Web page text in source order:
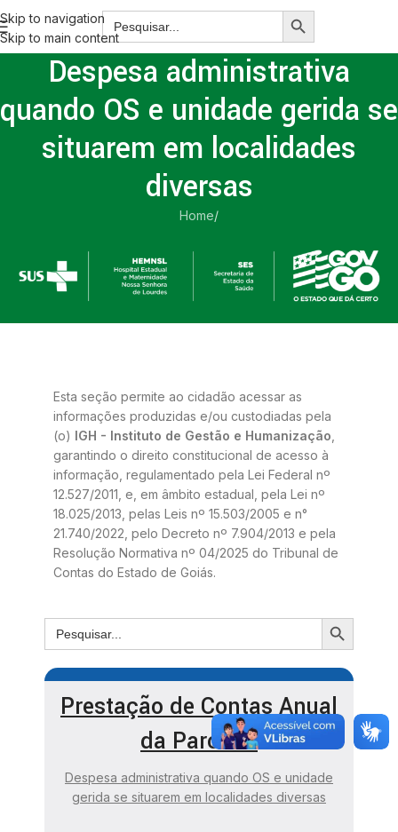
Skip to navigation
Skip to main content
Despesa administrativa
quando OS e unidade gerida se
situarem em localidades
diversas
Home/
situarem em localidades diversas
Esta seção permite ao cidadão acessar as
informações produzidas e/ou custodiadas pela
(o) IGH - Instituto de Gestão e Humanização
garantindo o direito constitucional de acesso à
informação, regulamentado pela Lei Federal nº
12.527/2011, e, em âmbito estadual, pela Lei nº
18.025/2013, pelas Leis nº 15.503/2005 e n°
21.740/2022, pelo Decreto nº 7.904/2013 e pela
Resolução Normativa nº 04/2025 do Tribunal de
Contas do Estado de Goiás.
Prestação de Contas Anual
da Parceria
Despesa administrativa quando OS e unidade
gerida se situarem em localidades diversas